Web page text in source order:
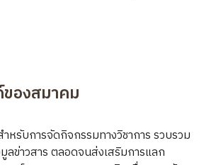
องสมาคม
หรับการจัดกิจกรรมทางวิชาการ รวบรวม
ลข่าวสาร ตลอดจนส่งเสริมการแลก